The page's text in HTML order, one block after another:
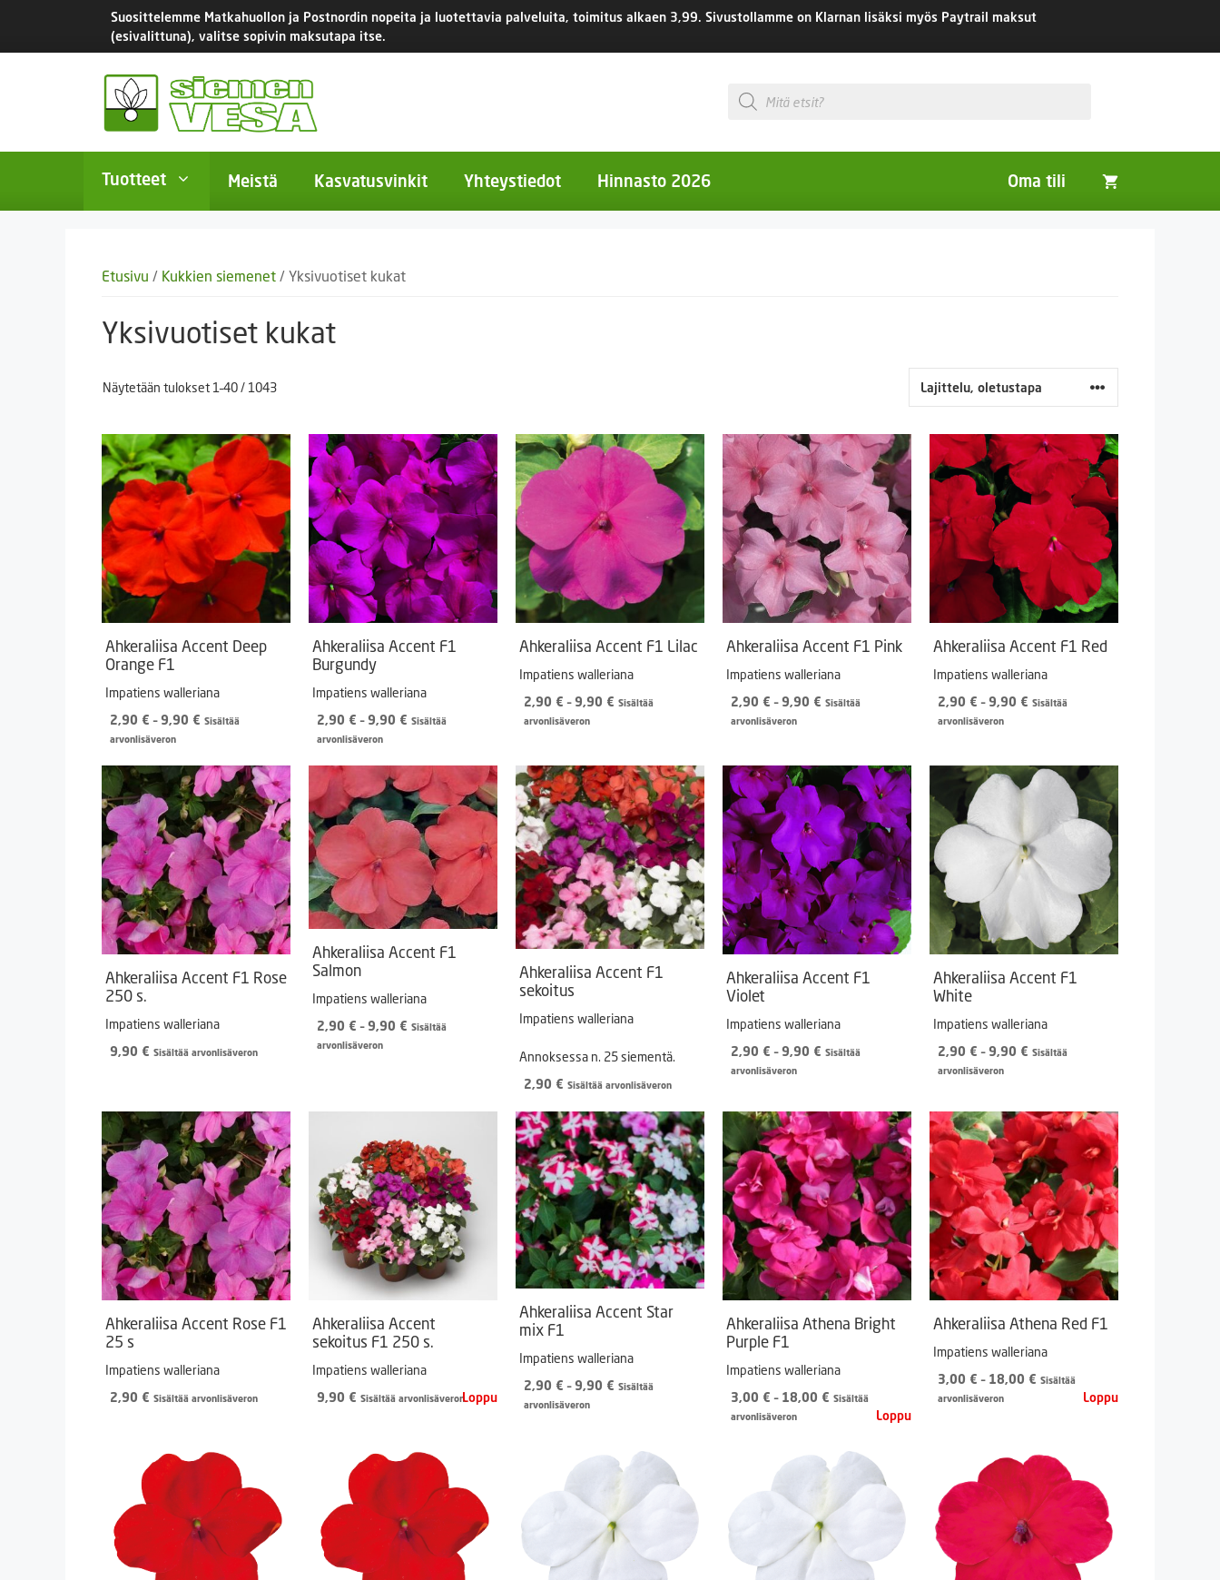
Suosittelemme Matkahuollon ja Postnordin nopeita ja luotettavia palveluita, toimitus alkaen 3,99. Sivustollamme on Klarnan lisäksi myös Paytrail maksut
(esivalittuna), valitse sopivin maksutapa itse.
Products
search
Tuotteet
Istukassipulit
Askartelutarvikkeet
Meistä Kasvatusvinkit Yhteystiedot Hinnasto 2026 Oma tili
Etusivu / Kukkien siemenet / Yksivuotiset kukat
Yksivuotiset kukat
Näytetään tulokset 1–40 / 1043
Ahkeraliisa Accent Deep
Orange F1
Impatiens walleriana
2,90 € – 9,90 € Hintaluokka:
9,90 €
Sisältää
arvonlisäveron
Ahkeraliisa Accent F1
Burgundy
Impatiens walleriana
2,90 € – 9,90 € Hintaluokka:
9,90 €
Sisältää
arvonlisäveron
Ahkeraliisa Accent F1 Lilac
Impatiens walleriana
2,90 € – 9,90 € Hintaluokka:
Sisältää
arvonlisäveron
Ahkeraliisa Accent F1 Pink
Impatiens walleriana
2,90 € – 9,90 € Hintaluokka:
Sisältää
arvonlisäveron
Ahkeraliisa Accent F1 Red
Impatiens walleriana
2,90 € – 9,90 € Hintaluokka:
Sisältää
arvonlisäveron
Ahkeraliisa Accent F1 Rose
250 s.
Impatiens walleriana
9,90 € Sisältää arvonlisäveron
Ahkeraliisa Accent F1
Salmon
Impatiens walleriana
2,90 € – 9,90 € Hintaluokka:
Sisältää
arvonlisäveron
Ahkeraliisa Accent F1
sekoitus
Impatiens walleriana
Annoksessa n. 25 siementä.
2,90 € Sisältää arvonlisäveron
Ahkeraliisa Accent F1
Violet
Impatiens walleriana
2,90 € – 9,90 € Hintaluokka:
Sisältää
arvonlisäveron
Ahkeraliisa Accent F1
White
Impatiens walleriana
2,90 € – 9,90 € Hintaluokka:
Sisältää
arvonlisäveron
Ahkeraliisa Accent Rose F1
25 s
Impatiens walleriana
2,90 € Sisältää arvonlisäveron
Ahkeraliisa Accent
sekoitus F1 250 s.
Impatiens walleriana
9,90 € Sisältää arvonlisäveron
Ahkeraliisa Accent Star
mix F1
Impatiens walleriana
2,90 € – 9,90 € Hintaluokka:
Sisältää
arvonlisäveron
Ahkeraliisa Athena Bright
Purple F1
Impatiens walleriana
3,00 € – 18,00 € Hintaluokka:
18,00 €
Sisältää
arvonlisäveron
Ahkeraliisa Athena Red F1
Impatiens walleriana
3,00 € – 18,00 € Hintaluokka:
Sisältää
arvonlisäveron